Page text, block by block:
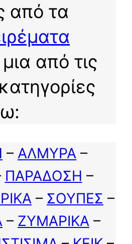
από τα
από τις
– ΑΛΜΥΡΑ –
ΠΑΡΑΔΟΣΗ –
– ΣΟΥΠΕΣ –
– ΖΥΜΑΡΙΚΑ –